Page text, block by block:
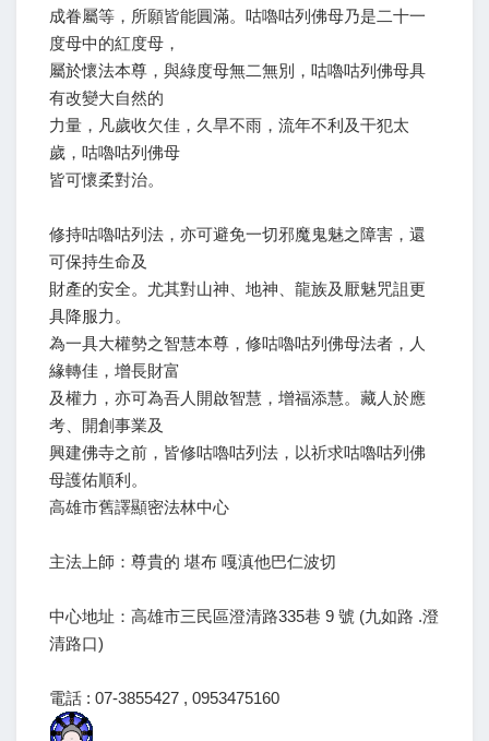
成眷屬等，所願皆能圓滿。咕嚕咕列佛母乃是二十一
度母中的紅度母，
屬於懷法本尊，與綠度母無二無別，咕嚕咕列佛母具
有改變大自然的
力量，凡歲收欠佳，久旱不雨，流年不利及干犯太
歲，咕嚕咕列佛母
皆可懷柔對治。
修持咕嚕咕列法，亦可避免一切邪魔鬼魅之障害，還
可保持生命及
財產的安全。尤其對山神、地神、龍族及厭魅咒詛更
具降服力。
為一具大權勢之智慧本尊，修咕嚕咕列佛母法者，人
緣轉佳，增長財富
及權力，亦可為吾人開啟智慧，增福添慧。藏人於應
考、開創事業及
興建佛寺之前，皆修咕嚕咕列法，以祈求咕嚕咕列佛
母護佑順利。
高雄市舊譯顯密法林中心
主法上師：尊貴的 堪布 嘎滇他巴仁波切
中心地址：高雄市三民區澄清路335巷 9 號 (九如路 .澄
清路口)
電話 : 07-3855427 , 0953475160